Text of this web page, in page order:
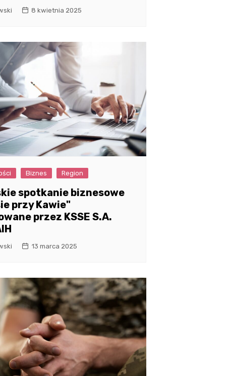
8 kwietnia 2025
Biznes Region
spotkanie biznesowe
przy Kawie"
przez KSSE S.A.
13 marca 2025